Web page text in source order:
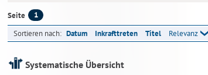
Seite 1
Sortieren nach: Datum Inkrafttreten Titel Relevanz
Systematische Übersicht